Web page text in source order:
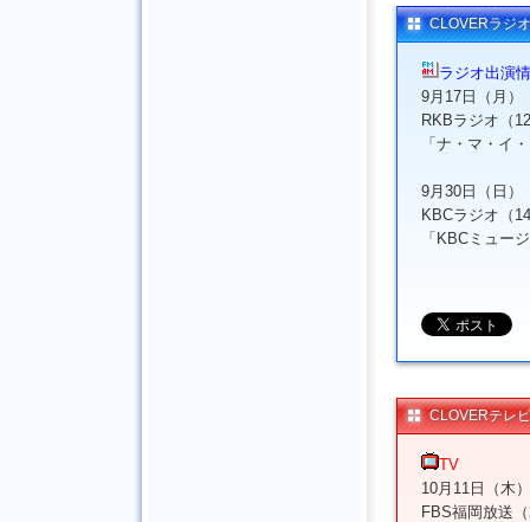
CLOVERラジ
ラジオ出演
9月17日（月）
RKBラジオ（
「ナ・マ・イ
9月30日（日）
KBCラジオ（
「KBCミュー
CLOVERテレ
TV
10月11日（木）
FBS福岡放送